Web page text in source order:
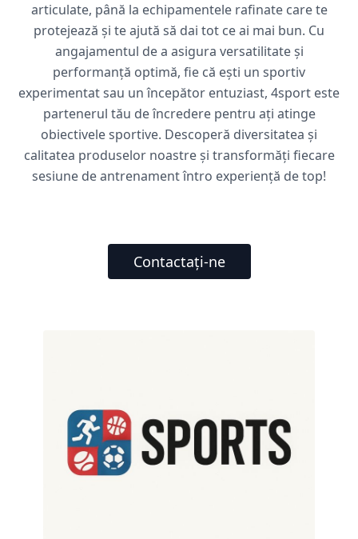
articulate, până la echipamentele rafinate care te
protejează și te ajută să dai tot ce ai mai bun. Cu
angajamentul de a asigura versatilitate și
performanță optimă, fie că ești un sportiv
experimentat sau un începător entuziast, 4sport este
partenerul tău de încredere pentru ați atinge
obiectivele sportive. Descoperă diversitatea și
calitatea produselor noastre și transformăți fiecare
sesiune de antrenament întro experiență de top!
Contactați-ne